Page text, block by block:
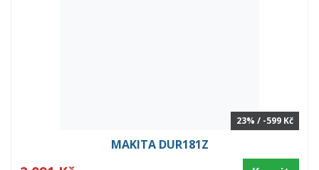
23% / -599 Kč
MAKITA DUR181Z